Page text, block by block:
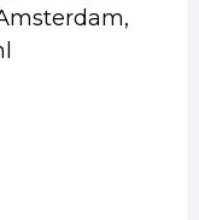
Amsterdam,